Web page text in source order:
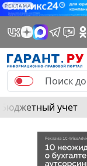
РЕКЛАМА
Бюджетный учет